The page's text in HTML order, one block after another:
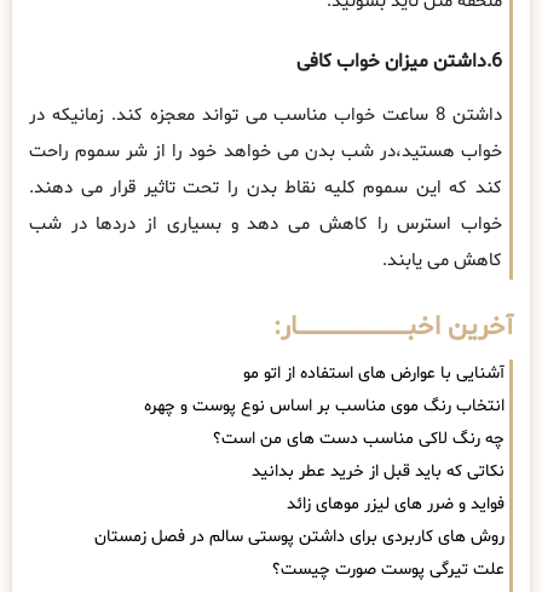
6.داشتن میزان خواب کافی
داشتن 8 ساعت خواب مناسب می تواند معجزه کند. زمانیکه در
خواب هستید،در شب بدن می خواهد خود را از شر سموم راحت
کند که این سموم کلیه نقاط بدن را تحت تاثیر قرار می دهند.
خواب استرس را کاهش می دهد و بسیاری از دردها در شب
کاهش می یابند.
آخرین اخبــــــــــــــــــــــــــــــار:
آشنایی با عوارض های استفاده از اتو مو
انتخاب رنگ موی مناسب بر اساس نوع پوست و چهره
چه رنگ لاکی مناسب دست های من است؟
نکاتی که باید قبل از خرید عطر بدانید
فواید و ضرر های لیزر موهای زائد
روش های کاربردی برای داشتن پوستی سالم در فصل زمستان
علت تیرگی پوست صورت چیست؟